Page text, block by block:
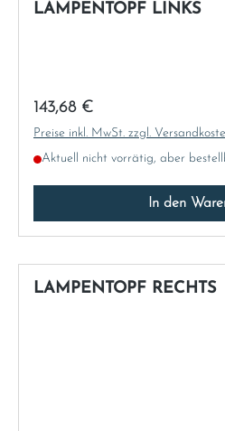
LAMPENTOPF LINKS
Regulärer Preis:
143,68 €
Preise inkl. MwSt. zzgl.
Aktuell nicht vorrätig, aber
In den
LAMPENTOPF RECHTS